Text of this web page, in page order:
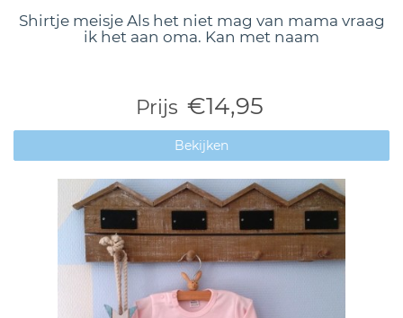
Shirtje meisje Als het niet mag van mama vraag
ik het aan oma. Kan met naam
Prijs €14,95
Bekijken